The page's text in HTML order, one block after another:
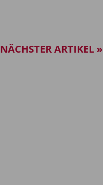
NÄCHSTER ARTIKEL »